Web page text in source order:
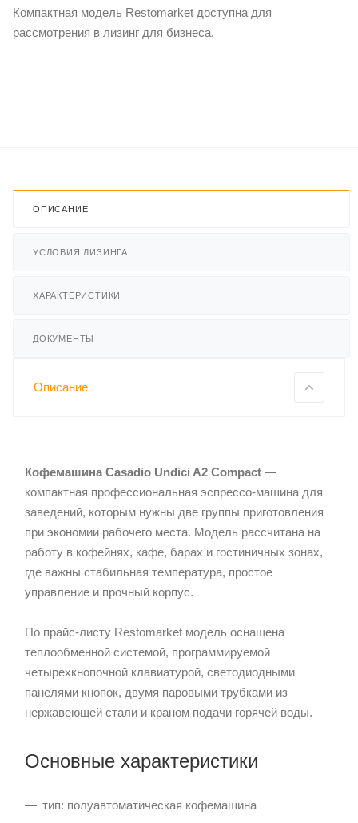
Компактная модель Restomarket доступна для
рассмотрения в лизинг для бизнеса.
ОПИСАНИЕ
УСЛОВИЯ ЛИЗИНГА
ХАРАКТЕРИСТИКИ
ДОКУМЕНТЫ
Описание
Кофемашина Casadio Undici A2 Compact —
компактная профессиональная эспрессо-машина для
заведений, которым нужны две группы приготовления
при экономии рабочего места. Модель рассчитана на
работу в кофейнях, кафе, барах и гостиничных зонах,
где важны стабильная температура, простое
управление и прочный корпус.
По прайс-листу Restomarket модель оснащена
теплообменной системой, программируемой
четырехкнопочной клавиатурой, светодиодными
панелями кнопок, двумя паровыми трубками из
нержавеющей стали и краном подачи горячей воды.
Основные характеристики
тип: полуавтоматическая кофемашина